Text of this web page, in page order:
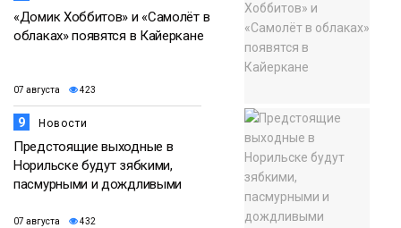
«Домик Хоббитов» и «Самолёт в
облаках» появятся в Кайеркане
07 августа 423
9 Новости
Предстоящие выходные в
Норильске будут зябкими,
пасмурными и дождливыми
07 августа 432